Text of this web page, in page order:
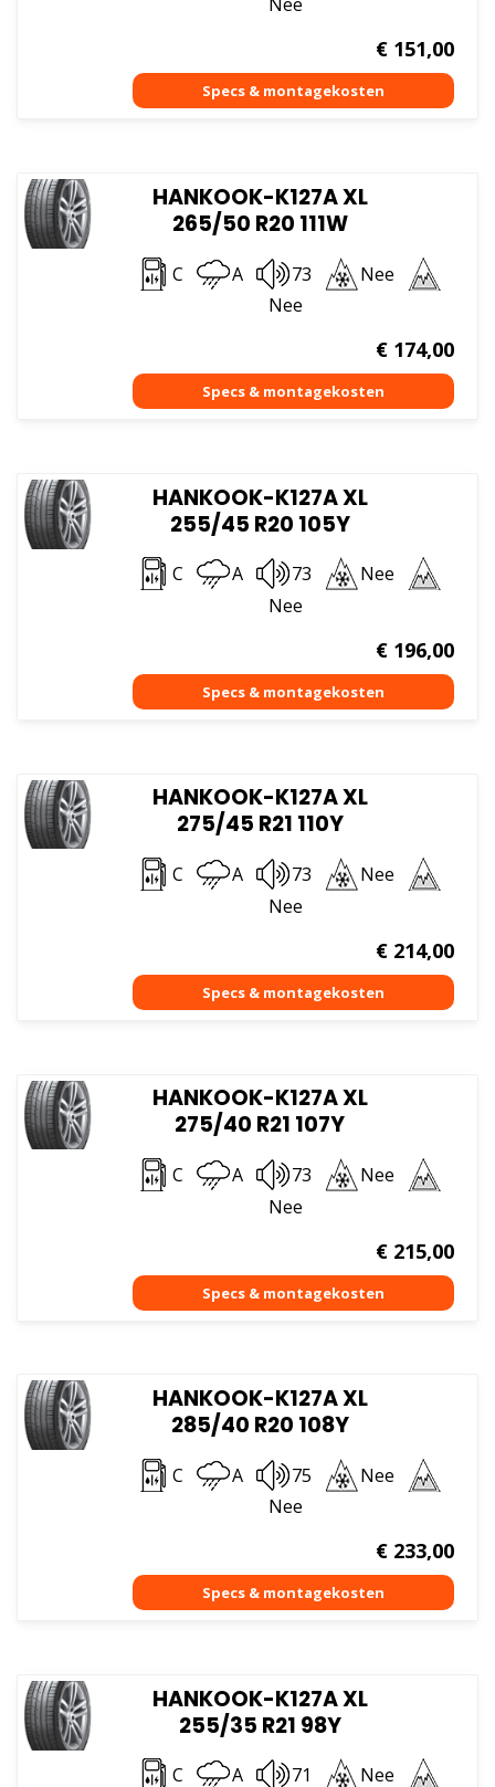
Nee
€151,00
HANKOOK-K127A XL
265/50 R20 111W
C A 73
Nee
Nee
€174,00
HANKOOK-K127A XL
255/45 R20 105Y
C A 73
Nee
Nee
€196,00
HANKOOK-K127A XL
275/45 R21 110Y
C A 73
Nee
Nee
€214,00
HANKOOK-K127A XL
275/40 R21 107Y
C A 73
Nee
Nee
€215,00
HANKOOK-K127A XL
285/40 R20 108Y
C A 75
Nee
Nee
€233,00
HANKOOK-K127A XL
255/35 R21 98Y
C A 71 Nee